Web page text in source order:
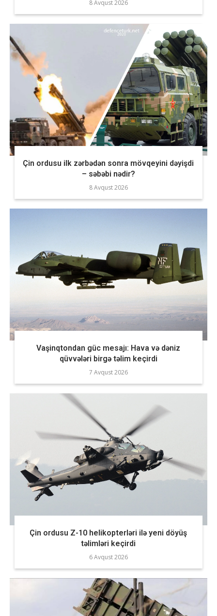
8 Avqust 2026
Çin ordusu ilk zərbədən sonra mövqeyini dəyişdi
– səbəbi nədir?
8 Avqust 2026
Vaşinqtondan güc mesajı: Hava və dəniz
qüvvələri birgə təlim keçirdi
7 Avqust 2026
Çin ordusu Z-10 helikopterləri ilə yeni döyüş
təlimləri keçirdi
6 Avqust 2026